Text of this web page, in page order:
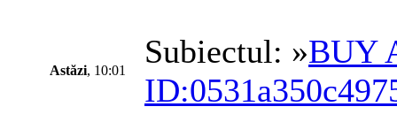
Astăzi, 10:01
Subiectul: »BUY